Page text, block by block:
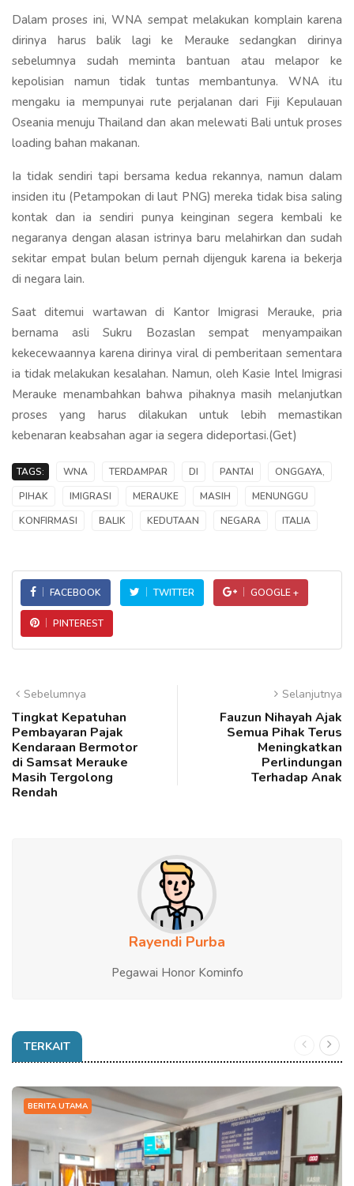
Dalam proses ini, WNA sempat melakukan komplain karena
dirinya harus balik lagi ke Merauke sedangkan dirinya
sebelumnya sudah meminta bantuan atau melapor ke
kepolisian namun tidak tuntas membantunya. WNA itu
mengaku ia mempunyai rute perjalanan dari Fiji Kepulauan
Oseania menuju Thailand dan akan melewati Bali untuk proses
loading bahan makanan.
Ia tidak sendiri tapi bersama kedua rekannya, namun dalam
insiden itu (Petampokan di laut PNG) mereka tidak bisa saling
kontak dan ia sendiri punya keinginan segera kembali ke
negaranya dengan alasan istrinya baru melahirkan dan sudah
sekitar empat bulan belum pernah dijenguk karena ia bekerja
di negara lain.
Saat ditemui wartawan di Kantor Imigrasi Merauke, pria
bernama asli Sukru Bozaslan sempat menyampaikan
kekecewaannya karena dirinya viral di pemberitaan sementara
ia tidak melakukan kesalahan. Namun, oleh Kasie Intel Imigrasi
Merauke menambahkan bahwa pihaknya masih melanjutkan
proses yang harus dilakukan untuk lebih memastikan
kebenaran keabsahan agar ia segera dideportasi.(Get)
TAGS: WNA TERDAMPAR DI PANTAI
ONGGAYA,
PIHAK
IMIGRASI MERAUKE MASIH
MENUNGGU
KONFIRMASI
BALIK KEDUTAAN NEGARA ITALIA
FACEBOOK TWITTER GOOGLE +
PINTEREST
Sebelumnya
Tingkat Kepatuhan
Pembayaran Pajak
Kendaraan Bermotor
di Samsat Merauke
Masih Tergolong
Rendah
Selanjutnya
Fauzun Nihayah Ajak
Semua Pihak Terus
Meningkatkan
Perlindungan
Terhadap Anak
Rayendi Purba
Pegawai Honor Kominfo
TERKAIT
BERITA UTAMA